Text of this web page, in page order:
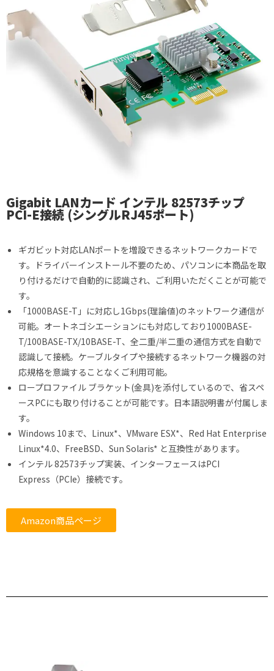
Gigabit LANカード インテル 82573チップ
PCI-E接続 (シングルRJ45ポート)​
ギガビット対応LANポートを増設できるネットワークカードで
す。ドライバーインストール不要のため、パソコンに本商品を取
り付けるだけで自動的に認識され、ご利用いただくことが可能で
す。
「1000BASE-T」に対応し1Gbps(理論値)のネットワーク通信が
可能。オートネゴシエーションにも対応しており1000BASE-
T/100BASE-TX/10BASE-T、全二重/半二重の通信方式を自動で
認識して接続。ケーブルタイプや接続するネットワーク機器の対
応規格を意識することなくご利用可能。
ロープロファイル ブラケット(金具)を添付しているので、省スペ
ースPCにも取り付けることが可能です。日本語説明書が付属しま
す。
Windows 10まで、Linux*、VMware ESX*、Red Hat Enterprise
Linux*4.0、FreeBSD、Sun Solaris* と互換性があります。
インテル 82573チップ実装、インターフェースはPCI
Express（PCIe）接続です。
Amazon商品ページ